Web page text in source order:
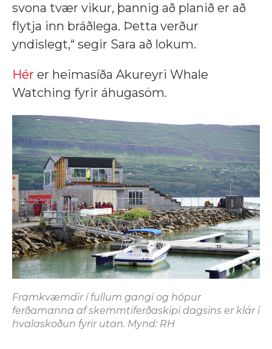
svona tvær vikur, þannig að planið er að
flytja inn bráðlega. Þetta verður
yndislegt,“ segir Sara að lokum.
Hér er heimasíða Akureyri Whale
Watching fyrir áhugasöm.
Framkvæmdir í fullum gangi og hópur
ferðamanna af skemmtiferðaskipi dagsins er klár í
hvalaskoðun fyrir utan. Mynd: RH